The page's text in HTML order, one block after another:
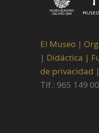
El Museo |
| Didáctica |
de privacidad |
Tlf.: 965 149